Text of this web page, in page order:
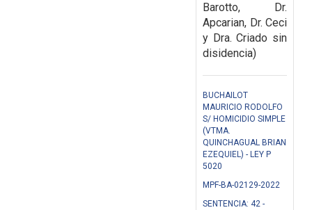
Barotto, Dr.
Apcarian, Dr. Ceci
y Dra. Criado sin
disidencia)
BUCHAILOT
MAURICIO RODOLFO
S/ HOMICIDIO SIMPLE
(VTMA.
QUINCHAGUAL BRIAN
EZEQUIEL) - LEY P
5020
MPF-BA-02129-2022
SENTENCIA: 42 -